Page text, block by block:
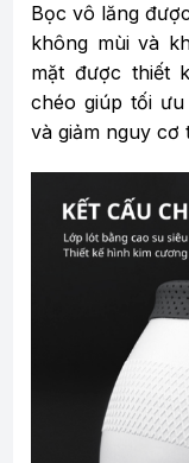
Bọc vô lăng
không mùi và
mặt được thiết
chéo giúp tối
và giảm nguy cơ